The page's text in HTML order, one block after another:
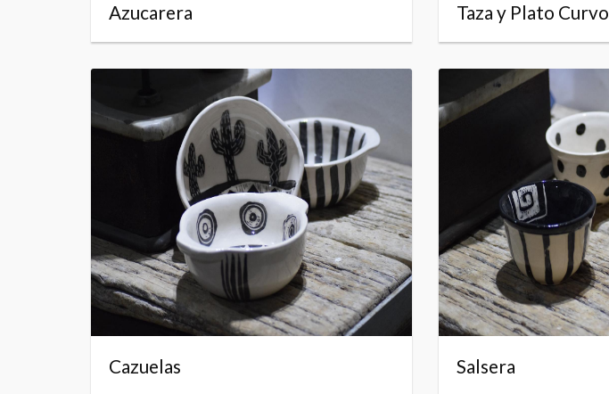
Azucarera Taza y Plato Curvo
Cazuelas Salsera